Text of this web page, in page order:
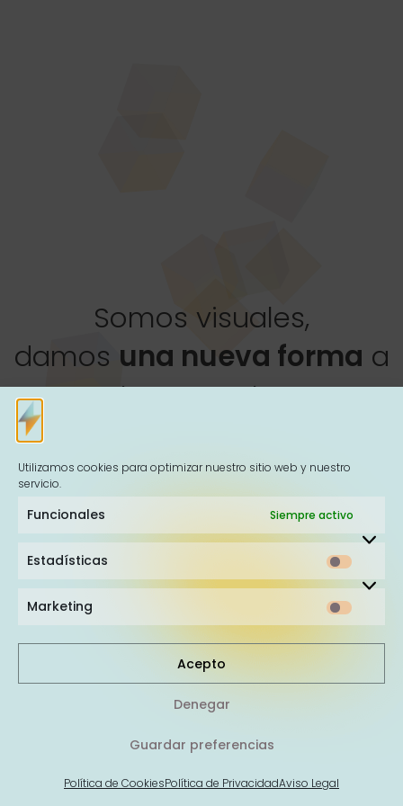
Utilizamos cookies para optimizar nuestro sitio web y nuestro
servicio.
Funcionales Siempre activo
Estadísticas
Marketing
Acepto
Denegar
Guardar preferencias
Política de CookiesPolítica de PrivacidadAviso Legal
Somos visuales,
damos una nueva forma a
tu proyecto.
Ahunki
visible.